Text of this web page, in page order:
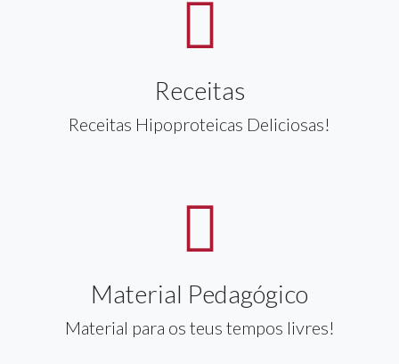
Receitas
Receitas Hipoproteicas Deliciosas!
Material Pedagógico
Material para os teus tempos livres!